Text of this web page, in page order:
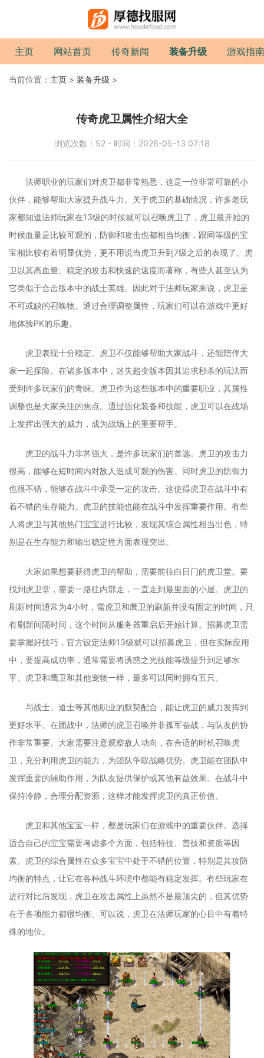
主页 网站首页 传奇新闻 装备升级 游戏指南
当前位置： 主页 > 装备升级 >
传奇虎卫属性介绍大全
浏览次数：52 - 时间：2026-05-13 07:18
法师职业的玩家们对虎卫都非常熟悉，这是一位非常可靠的小
伙伴，能够帮助大家提升战斗力。关于虎卫的基础情况，许多老玩
家都知道法师玩家在13级的时候就可以召唤虎卫了，虎卫最开始的
时候血量是比较可观的，防御和攻击也都相当均衡，跟同等级的宝
宝相比较有着明显优势，更不用说当虎卫升到7级之后的表现了。虎
卫以其高血量、稳定的攻击和快速的速度而著称，有些人甚至认为
它类似于合击版本中的战士英雄。因此对于法师玩家来说，虎卫是
不可或缺的召唤物。通过合理调整属性，玩家们可以在游戏中更好
地体验PK的乐趣。
虎卫表现十分稳定。虎卫不仅能够帮助大家战斗，还能陪伴大
家一起探险。在诸多版本中，迷失超变版本因其追求秒杀的玩法而
受到许多玩家们的青睐。虎卫作为这些版本中的重要职业，其属性
调整也是大家关注的焦点。通过强化装备和技能，虎卫可以在战场
上发挥出强大的威力，成为战场上的重要帮手。
虎卫的战斗力非常强大，是许多玩家们的首选。虎卫的攻击力
很高，能够在短时间内对敌人造成可观的伤害。同时虎卫的防御力
也很不错，能够在战斗中承受一定的攻击。这使得虎卫在战斗中有
着不错的生存能力。虎卫的技能也能在战斗中发挥重要作用。有些
人将虎卫与其他热门宝宝进行比较，发现其综合属性相当出色，特
别是在生存能力和输出稳定性方面表现突出。
大家如果想要获得虎卫的帮助，需要前往白日门的虎卫堂。要
找到虎卫堂，需要一路往内部走，一直走到最里面的小屋。虎卫的
刷新时间通常为4小时，需虎卫和鹰卫的刷新并没有固定的时间，只
有刷新间隔时间，这个时间从服务器重启后开始计算。招募虎卫需
要掌握好技巧，官方设定法师13级就可以招募虎卫，但在实际应用
中，要提高成功率，通常需要将诱惑之光技能等级提升到足够水
平。虎卫和鹰卫和其他宠物一样，最多可以同时拥有五只。
与战士、道士等其他职业的默契配合，能让虎卫的威力发挥到
更好水平。在团战中，法师的虎卫召唤并非孤军奋战，与队友的协
作非常重要。大家需要注意观察敌人动向，在合适的时机召唤虎
卫，充分利用虎卫的能力，为团队争取战略优势。虎卫能在团队中
发挥重要的辅助作用，为队友提供保护或其他有益效果。在战斗中
保持冷静，合理分配资源，这样才能发挥虎卫的真正价值。
虎卫和其他宝宝一样，都是玩家们在游戏中的重要伙伴。选择
适合自己的宝宝需要考虑多个方面，包括特技、普技和资质等因
素。虎卫的综合属性在众多宝宝中处于不错的位置，特别是其攻防
均衡的特点，让它在各种战斗环境中都能有稳定发挥。有些玩家在
进行对比后发现，虎卫在攻击属性上虽然不是最顶尖的，但其优势
在于各项能力都很均衡。可以说，虎卫在法师玩家的心目中有着特
殊的地位。